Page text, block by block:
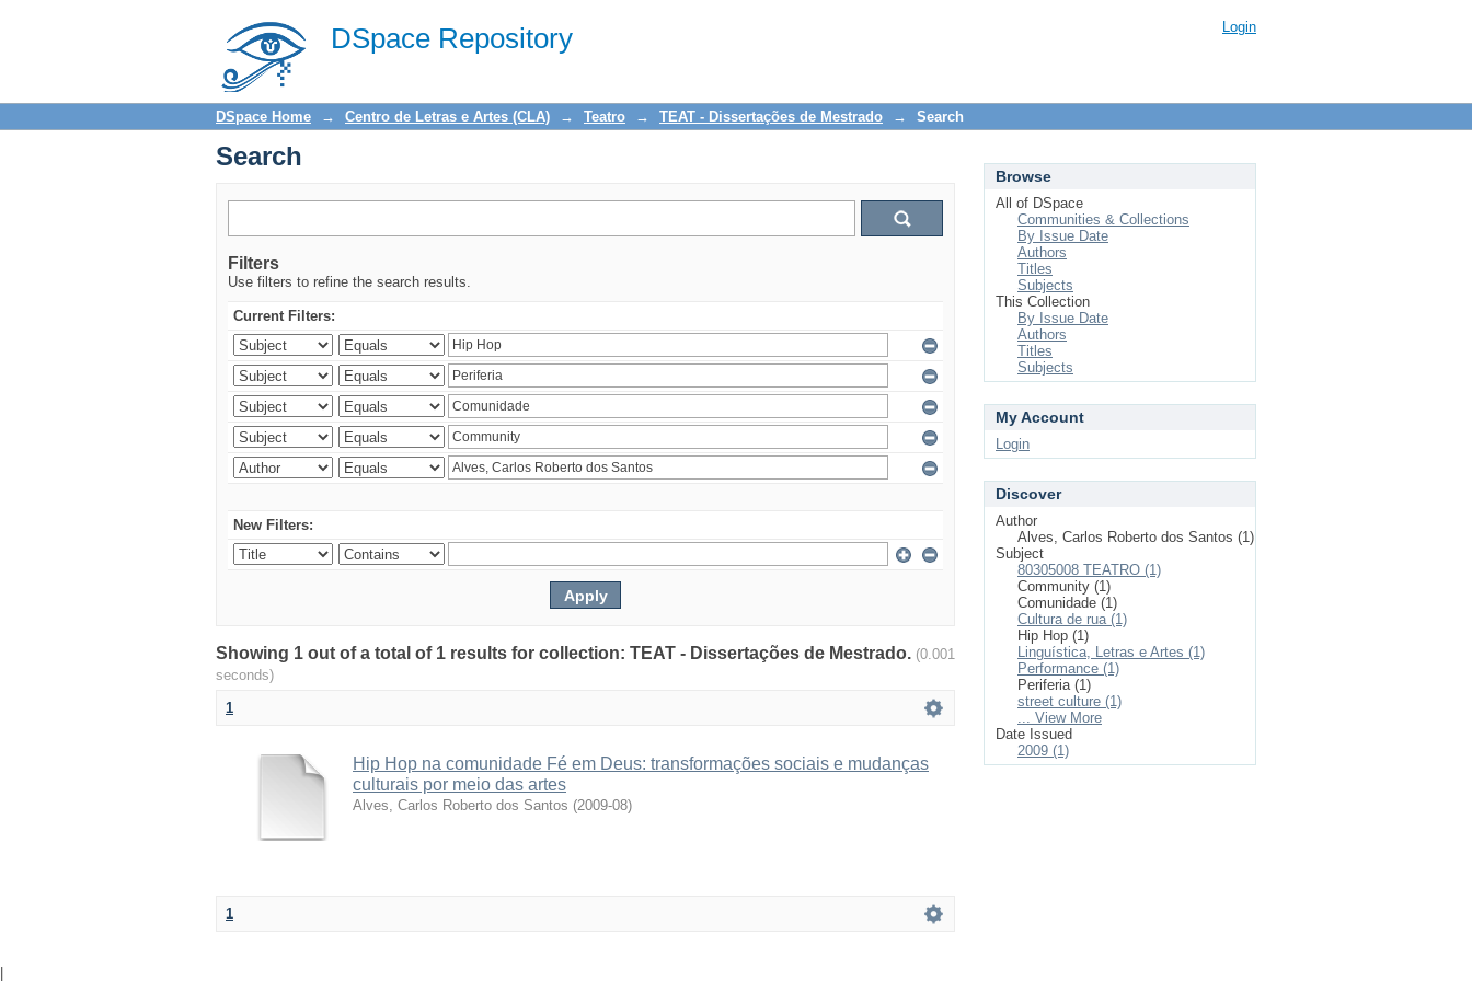
DSpace Repository
Search Login
DSpace Home → Centro de Letras e Artes (CLA) → Teatro → TEAT - Dissertações de Mestrado → Search
Search
Filters
Use filters to refine the search results.
Current Filters:
New Filters:
Showing 1 out of a total of 1 results for collection: TEAT - Dissertações de Mestrado. (0.001
seconds)
1
Hip Hop na comunidade Fé em Deus: transformações sociais e mudanças
culturais por meio das artes
Alves, Carlos Roberto dos Santos (2009-08)
1
Browse
All of DSpace
Communities & Collections
By Issue Date
Authors
Titles
Subjects
This Collection
By Issue Date
Authors
Titles
Subjects
My Account
Login
Discover
Author
Alves, Carlos Roberto dos Santos (1)
Subject
80305008 TEATRO (1)
Community (1)
Comunidade (1)
Cultura de rua (1)
Hip Hop (1)
Linguística, Letras e Artes (1)
Performance (1)
Periferia (1)
street culture (1)
... View More
Date Issued
2009 (1)